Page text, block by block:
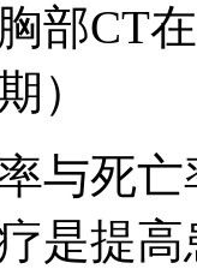
CT在
）
死亡
是提